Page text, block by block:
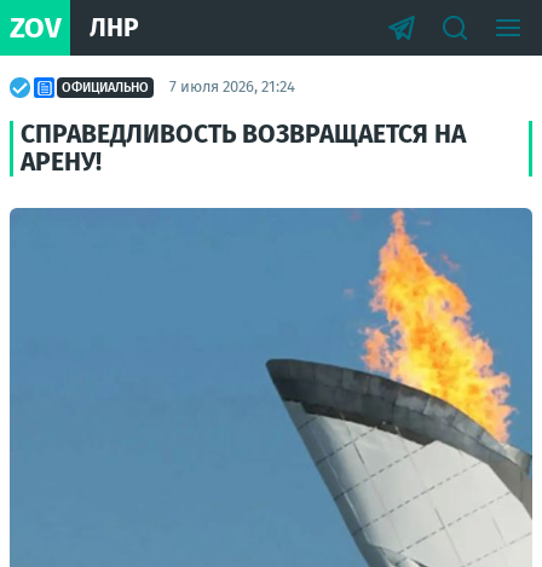
ZOV ЛНР
ОФИЦИАЛЬНО 7 июля 2026, 21:24
СПРАВЕДЛИВОСТЬ ВОЗВРАЩАЕТСЯ НА
АРЕНУ!